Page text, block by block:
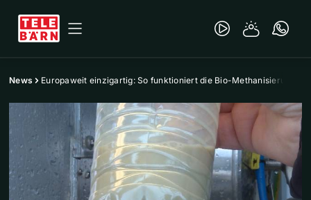
News Europaweit einzigartig: So funktioniert die Bio-Methanisierung